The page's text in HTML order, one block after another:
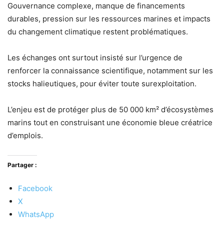
Gouvernance complexe, manque de financements
durables, pression sur les ressources marines et impacts
du changement climatique restent problématiques.
Les échanges ont surtout insisté sur l’urgence de
renforcer la connaissance scientifique, notamment sur les
stocks halieutiques, pour éviter toute surexploitation.
L’enjeu est de protéger plus de 50 000 km² d’écosystèmes
marins tout en construisant une économie bleue créatrice
d’emplois.
Partager :
Facebook
X
WhatsApp